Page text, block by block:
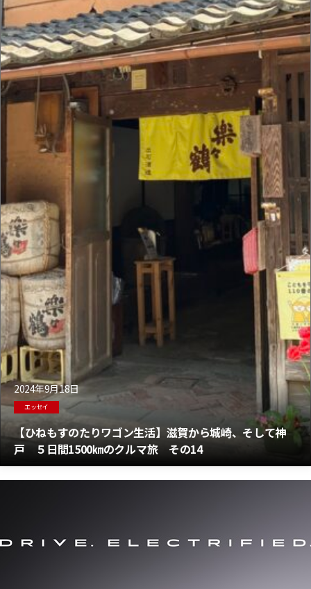
2024年9月18日
エッセイ
【ひねもすのたりワゴン生活】滋賀から城崎、そして神
戸 ５日間1500㎞のクルマ旅 その14